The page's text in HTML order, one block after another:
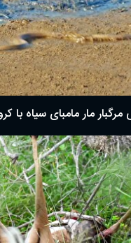
مرگبار مار مامبای سیاه با